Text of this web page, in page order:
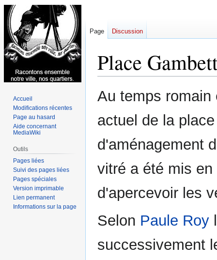
Place
Aller
à
navigation
Aller
à
recherche
Au temps
actuel de la
d'aménagement
vitré a été mis
d'apercevoir les
Selon Paule Roy
successivement
Page Discussion
Accueil
Modifications récentes
Page au hasard
Aide concernant
MediaWiki
Outils
Pages liées
Suivi des pages liées
Pages spéciales
Version imprimable
Lien permanent
Informations sur la page